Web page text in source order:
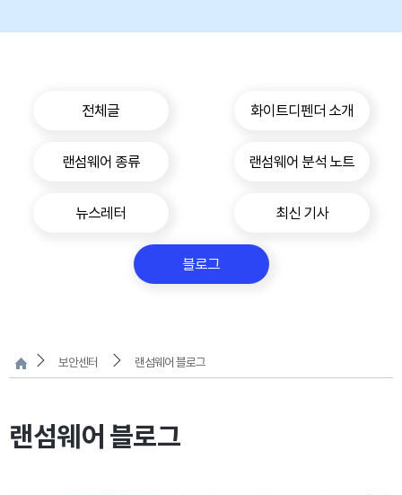
전체글 화이트디펜더 소개
랜섬웨어 종류 랜섬웨어 분석 노트
뉴스레터 최신 기사
블로그
보안센터 랜섬웨어 블로그
랜섬웨어 블로그